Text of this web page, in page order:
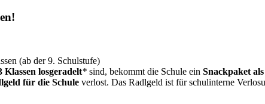
(ab der 9. Schulstufe)
Klassen losgeradelt* sind, bekommt die Schule ein Snackpaket
für die Schule verlost. Das Radlgeld ist für schulinterne